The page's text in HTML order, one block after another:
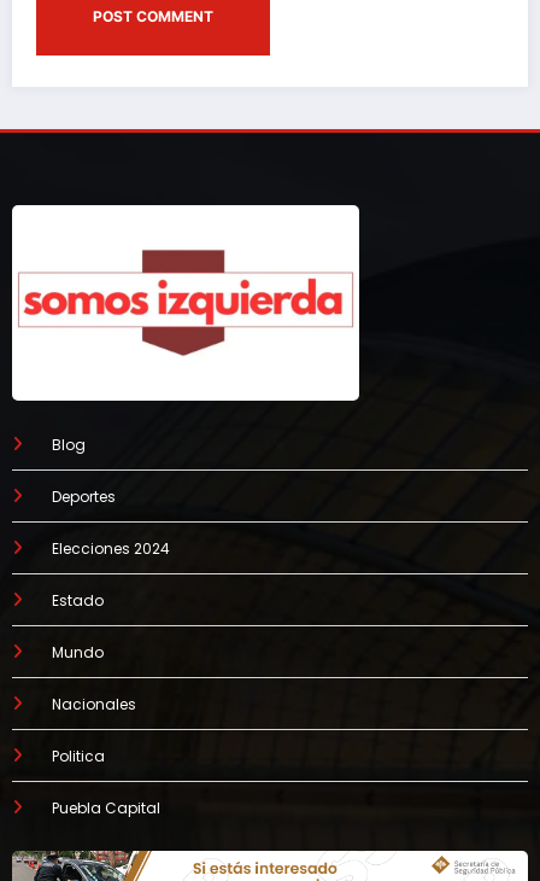
Blog
Deportes
Elecciones 2024
Estado
Mundo
Nacionales
Politica
Puebla Capital